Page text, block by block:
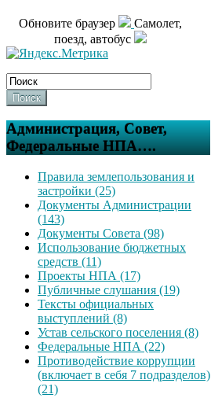
Обновите браузер
Самолет,
поезд, автобус
Поиск
Администрация, Совет,
Федеральные НПА….
Правила землепользования и
застройки (25)
Документы Администрации
(143)
Документы Совета (98)
Использование бюджетных
средств (11)
Проекты НПА (17)
Публичные слушания (19)
Тексты официальных
выступлений (8)
Устав сельского поселения (8)
Федеральные НПА (22)
Противодействие коррупции
(включает в себя 7 подразделов)
(21)